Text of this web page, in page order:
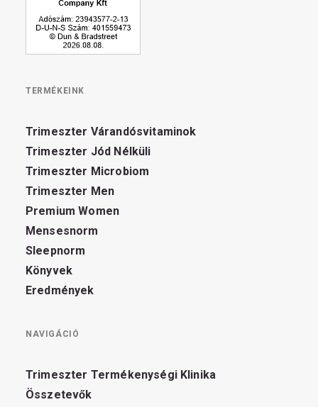
TERMÉKEINK
Trimeszter Várandósvitaminok
Trimeszter Jód Nélküli
Trimeszter Microbiom
Trimeszter Men
Premium Women
Mensesnorm
Sleepnorm
Könyvek
Eredmények
NAVIGÁCIÓ
Trimeszter Termékenységi Klinika
Összetevők